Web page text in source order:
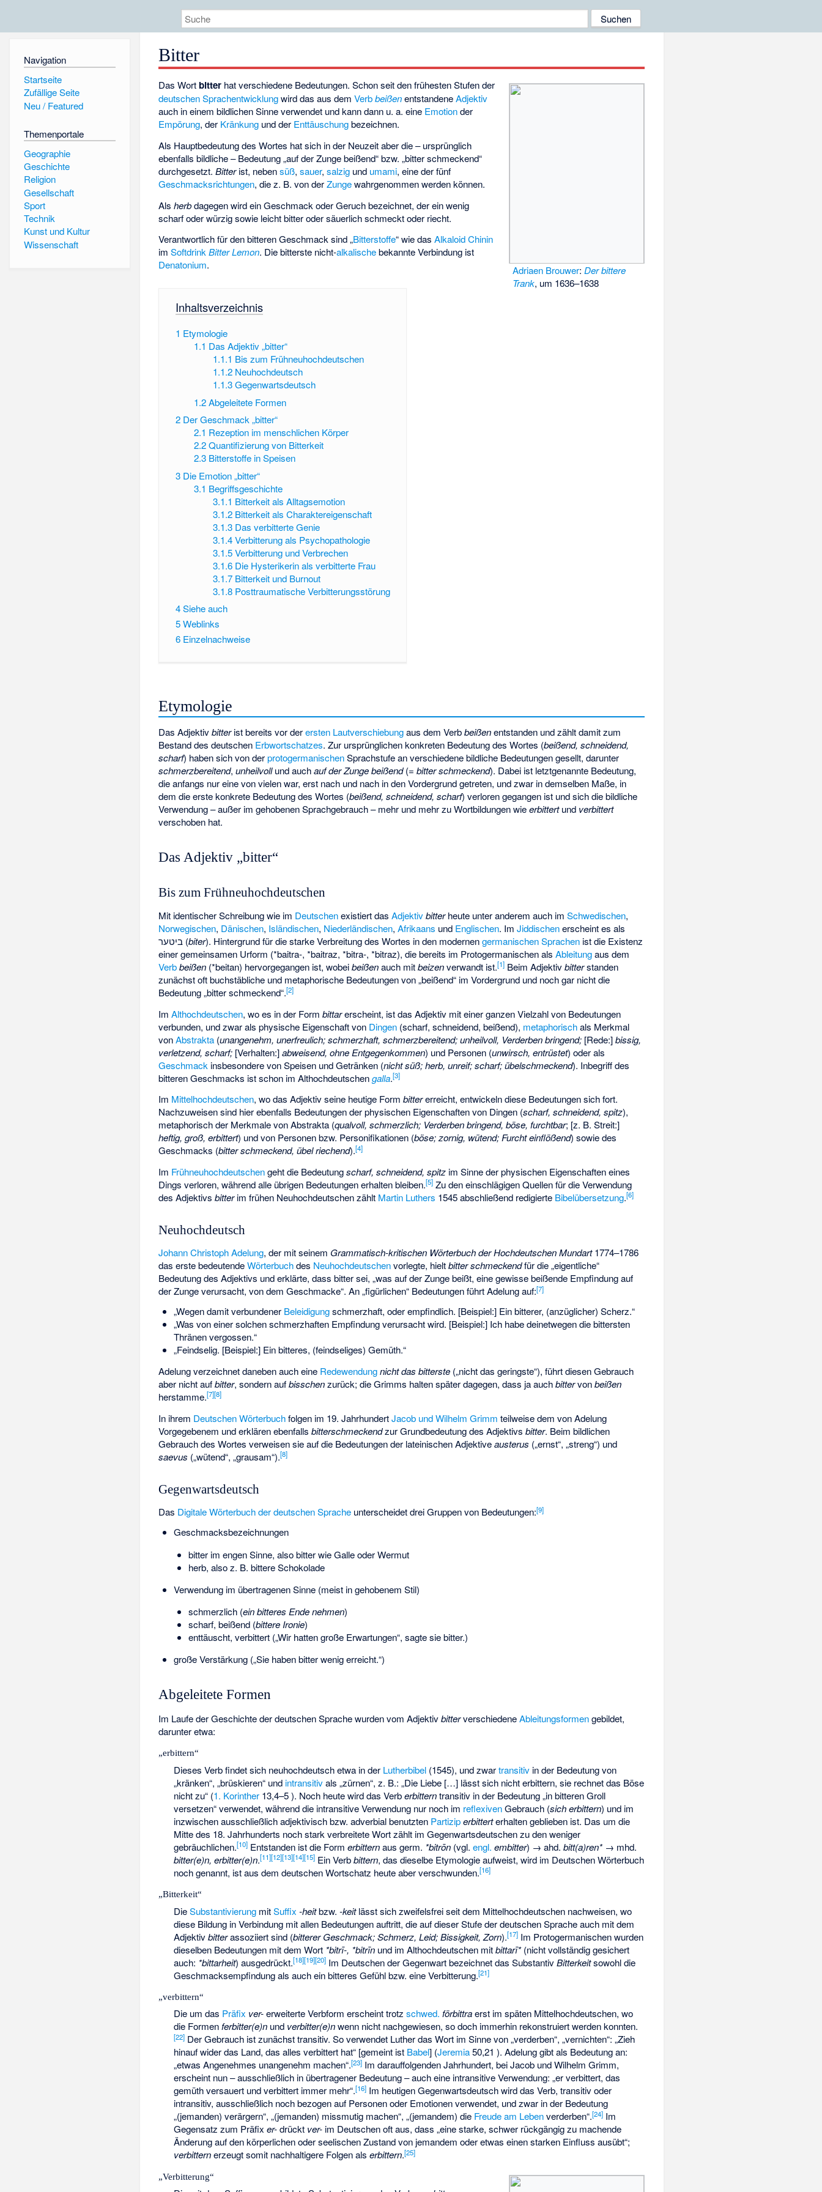
Navigation
Startseite
Zufällige Seite
Neu / Featured
Themenportale
Geographie
Geschichte
Religion
Gesellschaft
Sport
Technik
Kunst und Kultur
Wissenschaft
Bitter
Adriaen Brouwer:Der bittere
Trank, um 1636–1638
Das Wortbitter hat verschiedene Bedeutungen. Schon seit den frühesten Stufen der
deutschen Sprachentwicklungwird das aus demVerb beißenentstandeneAdjektiv
auch in einem bildlichen Sinne verwendet und kann dann u. a. eine Emotionder
Empörung, der Kränkung und der Enttäuschungbezeichnen.
Als Hauptbedeutung des Wortes hat sich in der Neuzeit aber die – ursprünglich
ebenfalls bildliche – Bedeutung „auf der Zunge beißend“ bzw. „bitter schmeckend“
durchgesetzt.Bitterist, nebensüß,sauer,salzig und umami, eine der fünf
Geschmacksrichtungen, die z. B. von derZungewahrgenommen werden können.
Alsherbdagegen wird ein Geschmack oder Geruch bezeichnet, der ein wenig
scharf oder würzig sowie leicht bitter oder säuerlich schmeckt oder riecht.
Verantwortlich für den bitteren Geschmack sind „Bitterstoffe“ wie dasAlkaloid Chinin
imSoftdrink Bitter Lemon. Die bitterste nicht-alkalischebekannte Verbindung ist
Denatonium.
Inhaltsverzeichnis
1 Etymologie
1.1 Das Adjektiv „bitter“
1.1.1 Bis zum Frühneuhochdeutschen
1.1.2 Neuhochdeutsch
1.1.3 Gegenwartsdeutsch
1.2 Abgeleitete Formen
2 Der Geschmack „bitter“
2.1 Rezeption im menschlichen Körper
2.2 Quantifizierung von Bitterkeit
2.3 Bitterstoffe in Speisen
3 Die Emotion „bitter“
3.1 Begriffsgeschichte
3.1.1 Bitterkeit als Alltagsemotion
3.1.2 Bitterkeit als Charaktereigenschaft
3.1.3 Das verbitterte Genie
3.1.4 Verbitterung als Psychopathologie
3.1.5 Verbitterung und Verbrechen
3.1.6 Die Hysterikerin als verbitterte Frau
3.1.7 Bitterkeit und Burnout
3.1.8 Posttraumatische Verbitterungsstörung
4Siehe auch
5Weblinks
6 Einzelnachweise
Etymologie
Das Adjektivbitterist bereits vor derersten Lautverschiebungaus dem Verbbeißenentstanden und zählt damit zum
Bestand des deutschen Erbwortschatzes. Zur ursprünglichen konkreten Bedeutung des Wortes (beißend, schneidend,
scharf) haben sich von derprotogermanischenSprachstufe an verschiedene bildliche Bedeutungen gesellt, darunter
schmerzbereitend,unheilvollund auchauf der Zunge beißend(=bitter schmeckend). Dabei ist letztgenannte Bedeutung,
die anfangs nur eine von vielen war, erst nach und nach in den Vordergrund getreten, und zwar in demselben Maße, in
dem die erste konkrete Bedeutung des Wortes (beißend, schneidend, scharf) verloren gegangen ist und sich die bildliche
Verwendung – außer im gehobenen Sprachgebrauch – mehr und mehr zu Wortbildungen wieerbittertund verbittert
verschoben hat.
Das Adjektiv „bitter“
Bis zum Frühneuhochdeutschen
Mit identischer Schreibung wie im Deutschenexistiert dasAdjektiv bitterheute unter anderem auch imSchwedischen,
Norwegischen, Dänischen, Isländischen, Niederländischen,Afrikaans und Englischen. ImJiddischenerscheint es als
ביטער (biter). Hintergrund für die starke Verbreitung des Wortes in den modernengermanischen Sprachen ist die Existenz
einer gemeinsamen Urform (*baitra-, *baitraz, *bitra-, *bitraz), die bereits im Protogermanischen alsAbleitungaus dem
Verb beißen (*beitan) hervorgegangen ist, wobeibeißenauch mitbeizenverwandt ist.[1] Beim Adjektivbitterstanden
zunächst oft buchstäbliche und metaphorische Bedeutungen von „beißend“ im Vordergrund und noch gar nicht die
Bedeutung „bitter schmeckend“.[2]
ImAlthochdeutschen, wo es in der Formbittarerscheint, ist das Adjektiv mit einer ganzen Vielzahl von Bedeutungen
verbunden, und zwar als physische Eigenschaft von Dingen (scharf, schneidend, beißend), metaphorischals Merkmal
vonAbstrakta (unangenehm, unerfreulich; schmerzhaft, schmerzbereitend; unheilvoll, Verderben bringend; [Rede:]bissig,
verletzend, scharf; [Verhalten:]abweisend, ohne Entgegenkommen) und Personen (unwirsch, entrüstet) oder als
Geschmack insbesondere von Speisen und Getränken (nicht süß; herb, unreif; scharf; übelschmeckend). Inbegriff des
bitteren Geschmacks ist schon im Althochdeutschengalla.[3]
Im Mittelhochdeutschen, wo das Adjektiv seine heutige Formbittererreicht, entwickeln diese Bedeutungen sich fort.
Nachzuweisen sind hier ebenfalls Bedeutungen der physischen Eigenschaften von Dingen (scharf, schneidend, spitz),
metaphorisch der Merkmale von Abstrakta (qualvoll, schmerzlich; Verderben bringend, böse, furchtbar; [z. B. Streit:]
heftig, groß, erbittert) und von Personen bzw. Personifikationen (böse; zornig, wütend; Furcht einflößend) sowie des
Geschmacks (bitter schmeckend, übel riechend).[4]
Im Frühneuhochdeutschengeht die Bedeutungscharf, schneidend, spitz im Sinne der physischen Eigenschaften eines
Dings verloren, während alle übrigen Bedeutungen erhalten bleiben.[5] Zu den einschlägigen Quellen für die Verwendung
des Adjektivsbitterim frühen Neuhochdeutschen zählt Martin Luthers 1545 abschließend redigierte Bibelübersetzung.[6]
Neuhochdeutsch
Johann Christoph Adelung, der mit seinem Grammatisch-kritischen Wörterbuch der Hochdeutschen Mundart1774–1786
das erste bedeutendeWörterbuchdes Neuhochdeutschenvorlegte, hieltbitter schmeckendfür die „eigentliche“
Bedeutung des Adjektivs und erklärte, dass bitter sei, „was auf der Zunge beißt, eine gewisse beißende Empfindung auf
der Zunge verursacht, von dem Geschmacke“. An „figürlichen“ Bedeutungen führt Adelung auf:[7]
„Wegen damit verbundener Beleidigungschmerzhaft, oder empfindlich. [Beispiel:] Ein bitterer, (anzüglicher) Scherz.“
„Was von einer solchen schmerzhaften Empfindung verursacht wird. [Beispiel:] Ich habe deinetwegen die bittersten
Thränen vergossen.“
„Feindselig. [Beispiel:] Ein bitteres, (feindseliges) Gemüth.“
Adelung verzeichnet daneben auch eine Redewendung nicht das bitterste („nicht das geringste“), führt diesen Gebrauch
aber nicht aufbitter, sondern aufbisschenzurück; die Grimms halten später dagegen, dass ja auchbittervonbeißen
herstamme.[7][8]
In ihrem Deutschen Wörterbuchfolgen im 19. JahrhundertJacob und Wilhelm Grimm teilweise dem von Adelung
Vorgegebenem und erklären ebenfallsbitterschmeckendzur Grundbedeutung des Adjektivsbitter. Beim bildlichen
Gebrauch des Wortes verweisen sie auf die Bedeutungen der lateinischen Adjektiveausterus („ernst“, „streng“) und
saevus („wütend“, „grausam“).[8]
Gegenwartsdeutsch
Das Digitale Wörterbuch der deutschen Sprache unterscheidet drei Gruppen von Bedeutungen:[9]
Geschmacksbezeichnungen
bitter im engen Sinne, also bitter wie Galle oder Wermut
herb, also z. B. bittere Schokolade
Verwendung im übertragenen Sinne (meist in gehobenem Stil)
schmerzlich (ein bitteres Ende nehmen)
scharf, beißend (bittere Ironie)
enttäuscht, verbittert („Wir hatten große Erwartungen“, sagte sie bitter.)
große Verstärkung („Sie haben bitter wenig erreicht.“)
Abgeleitete Formen
Im Laufe der Geschichte der deutschen Sprache wurden vom AdjektivbitterverschiedeneAbleitungsformengebildet,
darunter etwa:
„erbittern“
Dieses Verb findet sich neuhochdeutsch etwa in der Lutherbibel(1545), und zwartransitivin der Bedeutung von
„kränken“, „brüskieren“ und intransitivals „zürnen“, z. B.: „Die Liebe […] lässt sich nicht erbittern, sie rechnet das Böse
nicht zu“ (1. Korinther13,4–5 ). Noch heute wird das Verberbitterntransitiv in der Bedeutung „in bitteren Groll
versetzen“ verwendet, während die intransitive Verwendung nur noch im reflexivenGebrauch (sich erbittern) und im
inzwischen ausschließlich adjektivisch bzw. adverbial benutzten Partizip erbitterterhalten geblieben ist. Das um die
Mitte des 18. Jahrhunderts noch stark verbreitete Wort zählt im Gegenwartsdeutschen zu den weniger
gebräuchlichen.[10]Entstanden ist die Form erbitternaus germ. *bitrōn(vgl. engl. embitter) → ahd. bitt(a)ren*→ mhd.
bitter(e)n, erbitter(e)n.[11][12][13][14][15]Ein Verbbittern, das dieselbe Etymologie aufweist, wird im Deutschen Wörterbuch
noch genannt, ist aus dem deutschen Wortschatz heute aber verschwunden.[16]
„Bitterkeit“
DieSubstantivierungmitSuffix -heitbzw. -keitlässt sich zweifelsfrei seit dem Mittelhochdeutschen nachweisen, wo
diese Bildung in Verbindung mit allen Bedeutungen auftritt, die auf dieser Stufe der deutschen Sprache auch mit dem
Adjektivbitterassoziiert sind (bitterer Geschmack; Schmerz, Leid; Bissigkeit, Zorn).[17]Im Protogermanischen wurden
dieselben Bedeutungen mit dem Wort *bitrī-, *bitrīnund im Althochdeutschen mitbittarī*(nicht vollständig gesichert
auch: *bittarheit) ausgedrückt.[18][19][20]Im Deutschen der Gegenwart bezeichnet das SubstantivBitterkeitsowohl die
Geschmacksempfindung als auch ein bitteres Gefühl bzw. eine Verbitterung.[21]
„verbittern“
Die um das Präfix ver-erweiterte Verbform erscheint trotz schwed. förbittraerst im späten Mittelhochdeutschen, wo
die Formenferbitter(e)nund verbitter(e)nwenn nicht nachgewiesen, so doch immerhin rekonstruiert werden konnten.
[22]Der Gebrauch ist zunächst transitiv. So verwendet Luther das Wort im Sinne von „verderben“, „vernichten“: „Zieh
hinauf wider das Land, das alles verbittert hat“ [gemeint ist Babel] (Jeremia50,21 ). Adelung gibt als Bedeutung an:
„etwas Angenehmes unangenehm machen“.[23]Im darauffolgenden Jahrhundert, bei Jacob und Wilhelm Grimm,
erscheint nun – ausschließlich in übertragener Bedeutung – auch eine intransitive Verwendung: „er verbittert, das
gemüth versauert und verbittert immer mehr“.[16]Im heutigen Gegenwartsdeutsch wird das Verb, transitiv oder
intransitiv, ausschließlich noch bezogen auf Personen oder Emotionen verwendet, und zwar in der Bedeutung
„(jemanden) verärgern“, „(jemanden) missmutig machen“, „(jemandem) die Freude am Lebenverderben“.[24]Im
Gegensatz zum Präfix er-drückt ver-im Deutschen oft aus, dass „eine starke, schwer rückgängig zu machende
Änderung auf den körperlichen oder seelischen Zustand von jemandem oder etwas einen starken Einfluss ausübt“;
verbitternerzeugt somit nachhaltigere Folgen als erbittern.[25]
„Verbitterung“